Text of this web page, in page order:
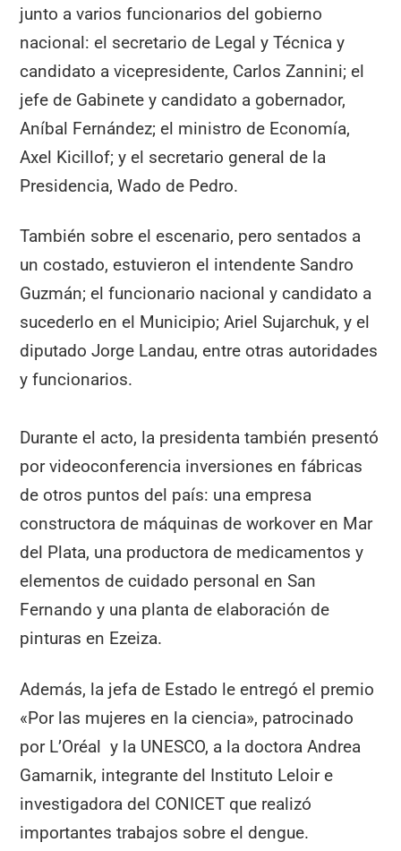
junto a varios funcionarios del gobierno
nacional: el secretario de Legal y Técnica y
candidato a vicepresidente, Carlos Zannini; el
jefe de Gabinete y candidato a gobernador,
Aníbal Fernández; el ministro de Economía,
Axel Kicillof; y el secretario general de la
Presidencia, Wado de Pedro.
También sobre el escenario, pero sentados a
un costado, estuvieron el intendente Sandro
Guzmán; el funcionario nacional y candidato a
sucederlo en el Municipio; Ariel Sujarchuk, y el
diputado Jorge Landau, entre otras autoridades
y funcionarios.
Durante el acto, la presidenta también presentó
por videoconferencia inversiones en fábricas
de otros puntos del país: una empresa
constructora de máquinas de workover en Mar
del Plata, una productora de medicamentos y
elementos de cuidado personal en San
Fernando y una planta de elaboración de
pinturas en Ezeiza.
Además, la jefa de Estado le entregó el premio
«Por las mujeres en la ciencia», patrocinado
por L’Oréal y la UNESCO, a la doctora Andrea
Gamarnik, integrante del Instituto Leloir e
investigadora del CONICET que realizó
importantes trabajos sobre el dengue.